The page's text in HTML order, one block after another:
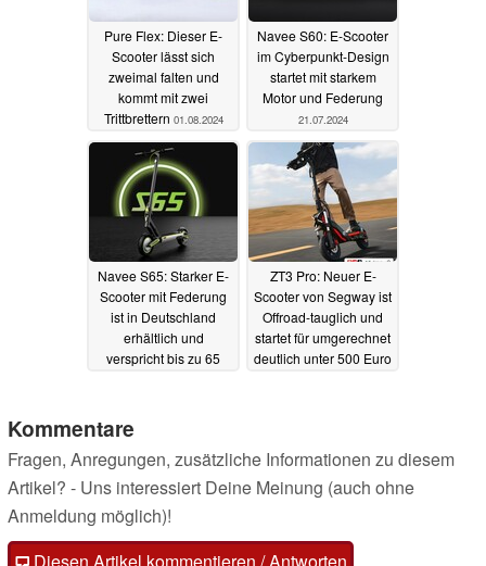
Pure Flex: Dieser E-
Scooter lässt sich
zweimal falten und
kommt mit zwei
Trittbrettern 01.08.2024
Navee S60: E-Scooter
im Cyberpunkt-Design
startet mit starkem
Motor und Federung
21.07.2024
Navee S65: Starker E-
Scooter mit Federung
ist in Deutschland
erhältlich und
verspricht bis zu 65
ZT3 Pro: Neuer E-
Scooter von Segway ist
Offroad-tauglich und
startet für umgerechnet
deutlich unter 500 Euro
Kommentare
Fragen, Anregungen, zusätzliche Informationen zu diesem
Artikel? - Uns interessiert Deine Meinung (auch ohne
Anmeldung möglich)!